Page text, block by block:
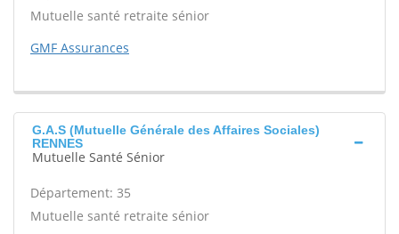
Mutuelle santé retraite sénior
GMF Assurances
G.A.S (Mutuelle Générale des Affaires Sociales)
RENNES
Mutuelle Santé Sénior
Département: 35
Mutuelle santé retraite sénior